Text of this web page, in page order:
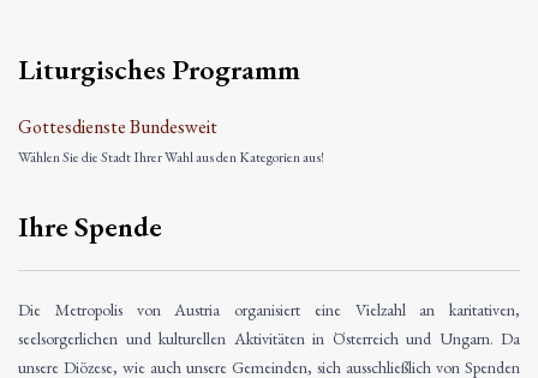
Liturgisches Programm
Gottesdienste Bundesweit
Wählen Sie die Stadt Ihrer Wahl aus den Kategorien aus!
Ihre Spende
Die Metropolis von Austria organisiert eine Vielzahl an karitativen,
seelsorgerlichen und kulturellen Aktivitäten in Österreich und Ungarn. Da
unsere Diözese, wie auch unsere Gemeinden, sich ausschließlich von Spenden